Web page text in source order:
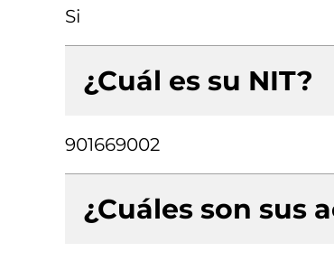
Si
¿Cuál es su NIT?
901669002
¿Cuáles son sus